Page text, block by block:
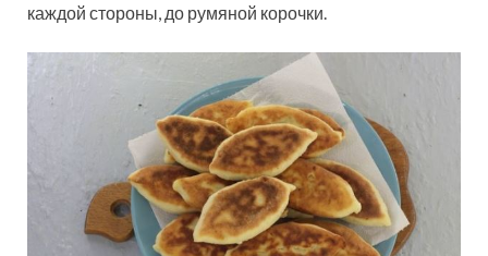
каждой стороны, до румяной корочки.